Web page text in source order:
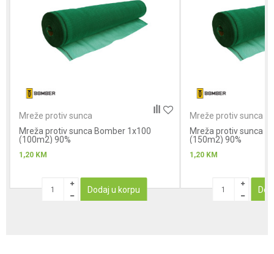
POŠALJI
Mreže protiv sunca
Mreža protiv sunca Bomber 1x100
(100m2) 90%
1,20 KM
Dodaj u korpu
Mreže protiv sunca
Mreža protiv sunca
(150m2) 90%
1,20 KM